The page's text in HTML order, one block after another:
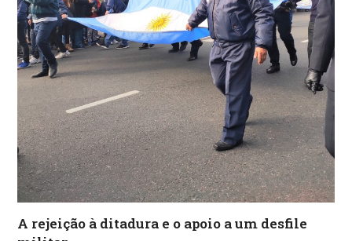
A rejeição à ditadura e o apoio a um desfile